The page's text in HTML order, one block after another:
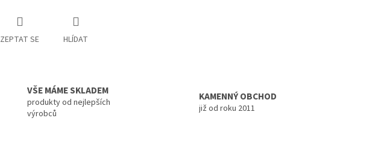
ZEPTAT SE HLÍDAT
VŠE MÁME SKLADEM
produkty od nejlepších
výrobců
KAMENNÝ OBCHOD
již od roku 2011